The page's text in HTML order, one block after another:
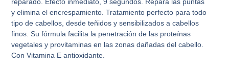
y elimina el encrespamiento. Tratamiento perfecto para todo
tipo de cabellos, desde teñidos y sensibilizados a cabellos
finos. Su fórmula facilita la penetración de las proteínas
vegetales y provitaminas en las zonas dañadas del cabello.
Con Vitamina E antioxidante.